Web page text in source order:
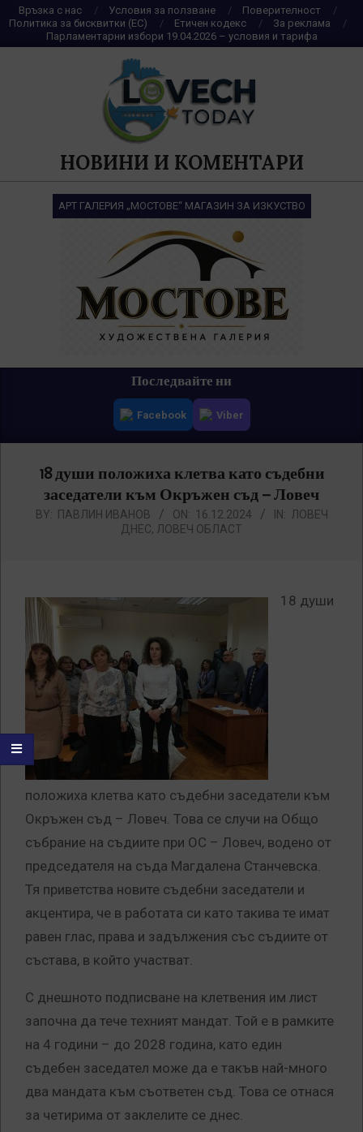
Skip
to
content
Връзка с нас Условия за ползване
Поверителност
Политика за бисквитки (ЕС)
Етичен кодекс
За реклама
Парламентарни избори 19.04.2026 – условия и тарифа
НОВИНИ И КОМЕНТАРИ
АРТ ГАЛЕРИЯ „МОСТОВЕ“ МАГАЗИН ЗА ИЗКУСТВО
Последвайте ни
Facebook Viber
18 души положиха клетва като съдебни
заседатели към Окръжен съд – Ловеч
BY: ПАВЛИН ИВАНОВ ON: 16.12.2024 IN: ЛОВЕЧ
ДНЕС, ЛОВЕЧ ОБЛАСТ
18 души
положиха клетва като съдебни заседатели към
Окръжен съд – Ловеч. Това се случи на Общо
събрание на съдиите при ОС – Ловеч, водено от
председателя на съда Магдалена Станчевска.
Тя приветства новите съдебни заседатели и
акцентира, че в работата си като такива те имат
равен глас, права и задължения със съдиите от
състава, в който участват.
С днешното подписване на клетвения им лист
започна да тече техният мандат. Той е в рамките
на 4 години – до 2028 година, като един
съдебен заседател може да е такъв най-много
два мандата към съответен съд. Това се отнася
за четирима от заклелите се днес.